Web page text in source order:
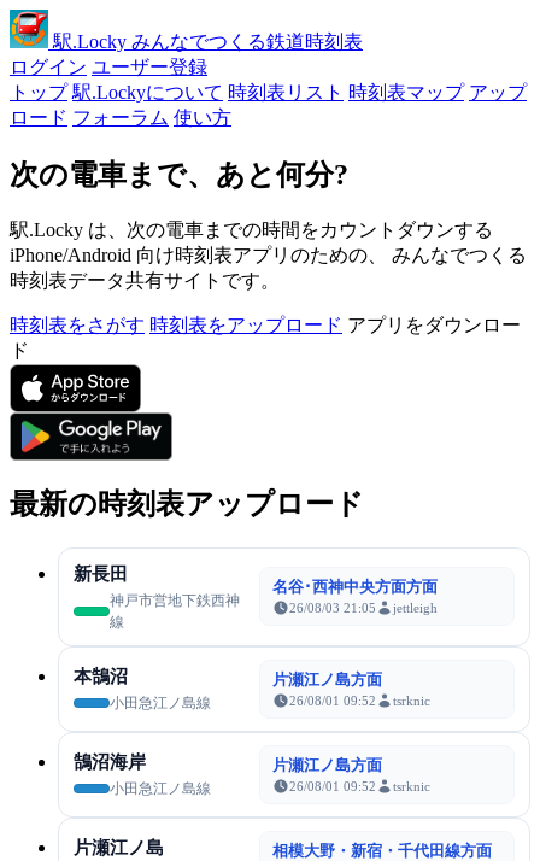
駅.Locky みんなでつくる鉄道時刻表
ログイン ユーザー登録
トップ 駅.Lockyについて 時刻表リスト 時刻表マップ アップ
ロード フォーラム 使い方
次の電車まで、あと何分?
駅.Locky は、次の電車までの時間をカウントダウンする
iPhone/Android 向け時刻表アプリのための、 みんなでつくる
時刻表データ共有サイトです。
時刻表をさがす 時刻表をアップロード アプリをダウンロー
ド
最新の時刻表アップロード
新長田
神戸市営地下鉄西神
線
名谷･西神中央方面方面
26/08/03 21:05 jettleigh
本鵠沼
小田急江ノ島線
片瀬江ノ島方面
26/08/01 09:52 tsrknic
鵠沼海岸
小田急江ノ島線
片瀬江ノ島方面
26/08/01 09:52 tsrknic
片瀬江ノ島 相模大野・新宿・千代田線方面